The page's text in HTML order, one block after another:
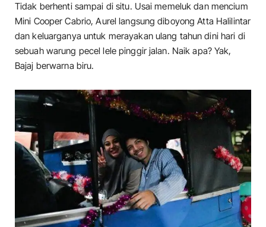
Tidak berhenti sampai di situ. Usai memeluk dan mencium
Mini Cooper Cabrio, Aurel langsung diboyong Atta Halilintar
dan keluarganya untuk merayakan ulang tahun dini hari di
sebuah warung pecel lele pinggir jalan. Naik apa? Yak,
Bajaj berwarna biru.